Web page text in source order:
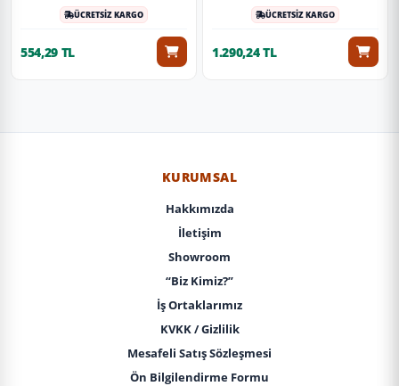
ÜCRETSİZ KARGO
554,29 TL
ÜCRETSİZ KARGO
1.290,24 TL
KURUMSAL
Hakkımızda
İletişim
Showroom
“Biz Kimiz?”
İş Ortaklarımız
KVKK / Gizlilik
Mesafeli Satış Sözleşmesi
Ön Bilgilendirme Formu